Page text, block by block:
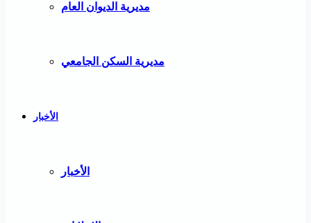
مديرية الديوان العام
مديرية السكن الجامعي
الأخبار
الأخبار